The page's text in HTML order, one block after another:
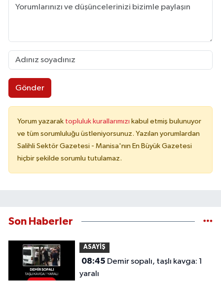
Gönder
Yorum yazarak topluluk kurallarımızı kabul etmiş bulunuyor
ve tüm sorumluluğu üstleniyorsunuz. Yazılan yorumlardan
Salihli Sektör Gazetesi - Manisa'nın En Büyük Gazetesi
hiçbir şekilde sorumlu tutulamaz.
Son Haberler
ASAYİŞ
08:45
yaralı